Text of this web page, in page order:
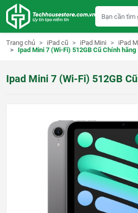
Trang chủ iPad cũ iPad Mini
iPad
Ipad Mini 7 (Wi-Fi) 512GB Cũ Chính hãng
Ipad Mini 7 (Wi-Fi) 512GB